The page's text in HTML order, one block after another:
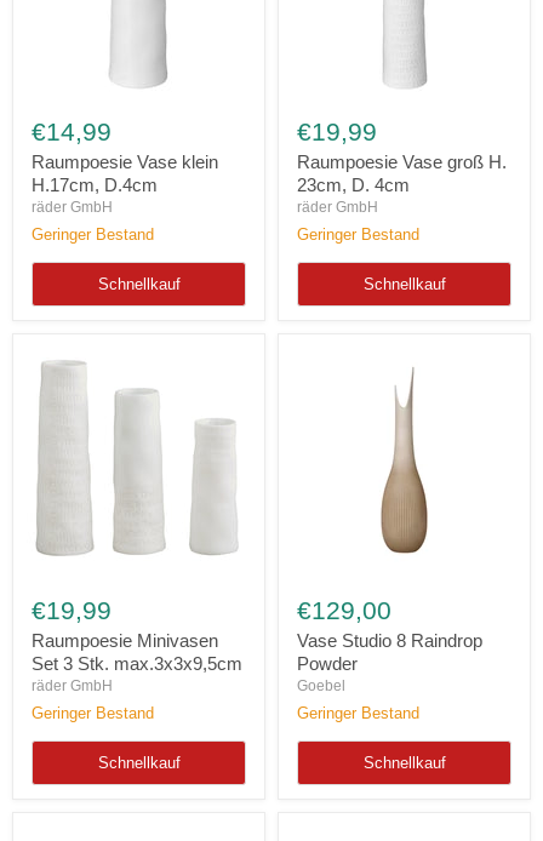
Vase
klein
H.17cm,
D.4cm
€14,99
Raumpoesie Vase klein
H.17cm, D.4cm
räder GmbH
Geringer Bestand
Schnellkauf
Vase
groß
H.
23cm,
D.
4cm
€19,99
Raumpoesie Vase groß H.
23cm, D. 4cm
räder GmbH
Geringer Bestand
Schnellkauf
Minivasen
Set
3
Stk.
max.3x3x9,5cm
€19,99
Raumpoesie Minivasen
Set 3 Stk. max.3x3x9,5cm
räder GmbH
Geringer Bestand
Schnellkauf
Studio
8
Raindrop
Powder
€129,00
Vase Studio 8 Raindrop
Powder
Goebel
Geringer Bestand
Schnellkauf